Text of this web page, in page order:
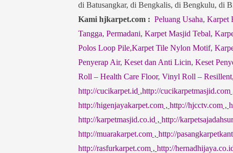
di Batusangkar, di Bengkalis, di Bengkulu, di
Kami hjkarpet.com : Peluang Usaha, Karpet
Tangga, Permadani, Karpet Masjid Tebal,
Polos Loop Pile,Karpet Tile Nylon Motif,
Penyerap Air, Keset dan Anti Licin, Keset
Roll – Health Care Floor, Vinyl Roll – Resillent,
http://cucikarpet.id ,http://cucikarpetmasjid.com
http://higenjayakarpet.com, http://hjcctv.com,
http://karpetmasjid.co.id , http://
http://muarakarpet.com, http://
http://rasfurkarpet.com, http://